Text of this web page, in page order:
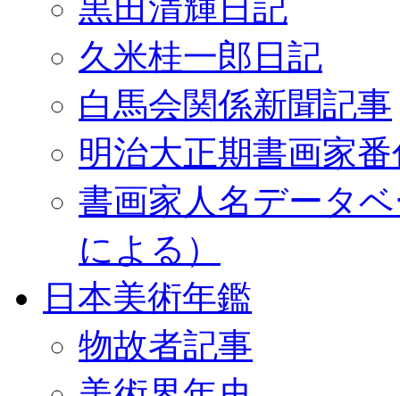
黒田清輝日記
久米桂一郎日記
白馬会関係新聞記事
明治大正期書画家
書画家人名データ
による）
日本美術年鑑
物故者記事